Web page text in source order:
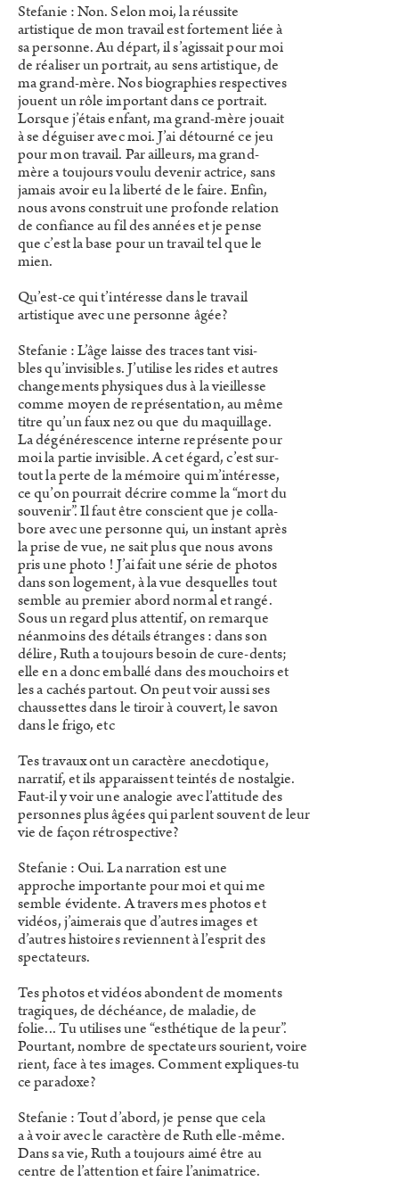
Stefanie : Non. Selon moi, la réussite
artistique de mon travail est fortement liée à
sa personne. Au départ, il s’agissait pour moi
de réaliser un portrait, au sens artistique, de
ma grand-mère. Nos biographies respectives
jouent un rôle important dans ce portrait.
Lorsque j’étais enfant, ma grand-mère jouait
à se déguiser avec moi. J’ai détourné ce jeu
pour mon travail. Par ailleurs, ma grand-
mère a toujours voulu devenir actrice, sans
jamais avoir eu la liberté de le faire. Enfin,
nous avons construit une profonde relation
de confiance au fil des années et je pense
que c’est la base pour un travail tel que le
mien.
Qu’est-ce qui t’intéresse dans le travail
artistique avec une personne âgée?
Stefanie : L’âge laisse des traces tant visi-
bles qu’invisibles. J’utilise les rides et autres
changements physiques dus à la vieillesse
comme moyen de représentation, au même
titre qu’un faux nez ou que du maquillage.
La dégénérescence interne représente pour
moi la partie invisible. A cet égard, c’est sur-
tout la perte de la mémoire qui m’intéresse,
ce qu’on pourrait décrire comme la “mort du
souvenir”. Il faut être conscient que je colla-
bore avec une personne qui, un instant après
la prise de vue, ne sait plus que nous avons
pris une photo ! J’ai fait une série de photos
dans son logement, à la vue desquelles tout
semble au premier abord normal et rangé.
Sous un regard plus attentif, on remarque
néanmoins des détails étranges : dans son
délire, Ruth a toujours besoin de cure-dents;
elle en a donc emballé dans des mouchoirs et
les a cachés partout. On peut voir aussi ses
chaussettes dans le tiroir à couvert, le savon
dans le frigo, etc
Tes travaux ont un caractère anecdotique,
narratif, et ils apparaissent teintés de nostalgie.
Faut-il y voir une analogie avec l’attitude des
personnes plus âgées qui parlent souvent de leur
vie de façon rétrospective?
Stefanie : Oui. La narration est une
approche importante pour moi et qui me
semble évidente. A travers mes photos et
vidéos, j’aimerais que d’autres images et
d’autres histoires reviennent à l’esprit des
spectateurs.
Tes photos et vidéos abondent de moments
tragiques, de déchéance, de maladie, de
folie... Tu utilises une “esthétique de la peur”.
Pourtant, nombre de spectateurs sourient, voire
rient, face à tes images. Comment expliques-tu
ce paradoxe?
Stefanie : Tout d’abord, je pense que cela
a à voir avec le caractère de Ruth elle-même.
Dans sa vie, Ruth a toujours aimé être au
centre de l’attention et faire l’animatrice.